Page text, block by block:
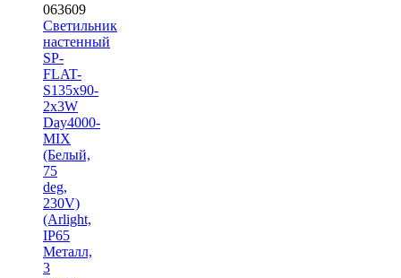
063609
Светильник
настенный
SP-
FLAT-
S135x90-
2x3W
Day4000-
MIX
(Белый,
75
deg,
230V)
(Arlight,
IP65
Металл,
3